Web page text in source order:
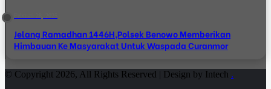
Jelang Ramadhan 1446H,Polsek Benowo Memberikan
Himbauan Ke Masyarakat Untuk Waspada Curanmor
© Copyright 2026, All Rights Reserved | Design by Intech .